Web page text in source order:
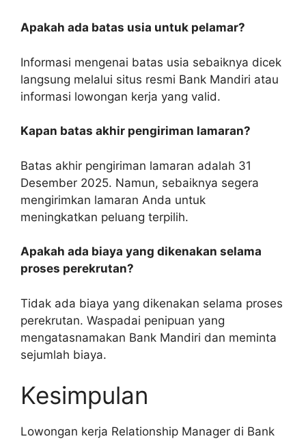
Apakah ada batas usia untuk pelamar?
Informasi mengenai batas usia sebaiknya dicek
langsung melalui situs resmi Bank Mandiri atau
informasi lowongan kerja yang valid.
Kapan batas akhir pengiriman lamaran?
Batas akhir pengiriman lamaran adalah 31
Desember 2025. Namun, sebaiknya segera
mengirimkan lamaran Anda untuk
meningkatkan peluang terpilih.
Apakah ada biaya yang dikenakan selama
proses perekrutan?
Tidak ada biaya yang dikenakan selama proses
perekrutan. Waspadai penipuan yang
mengatasnamakan Bank Mandiri dan meminta
sejumlah biaya.
Kesimpulan
Lowongan kerja Relationship Manager di Bank